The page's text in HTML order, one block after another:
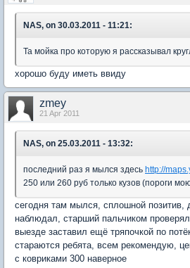
NAS, on 30.03.2011 - 11:21:
Та мойка про которую я рассказывал
хорошо буду иметь ввиду
zmey
21 Apr 2011
NAS, on 25.03.2011 - 13:32:
последний раз я мылся здесь http://
250 или 260 руб только кузов (пороги
сегодня там мылся, сплошной позитив,
наблюдал, старший пальчиком
выезде заставил ещё тряпочкой по
стараются ребята, всем рекомендую,
с ковриками 300 наверное